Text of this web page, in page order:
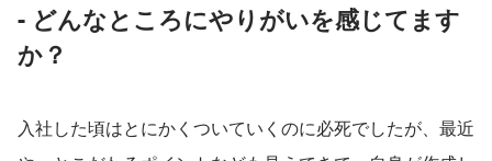
- どんなところにやりがいを感じてます
か？
入社した頃はとにかくついていくのに必死でしたが、最近